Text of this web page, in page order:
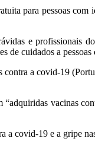
para pessoas
e profissionais
cuidados a
a covid-19
vacinas
covid-19 e a gripe